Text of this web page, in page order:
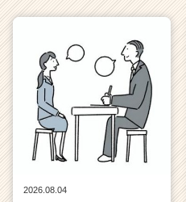
2026.08.04